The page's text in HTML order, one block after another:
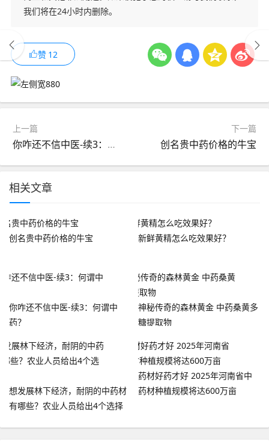
我们将在24小时内删除。
赞 12
上一篇
你咋还不信中医-续3：何谓中药？
下一篇
创名贵中药价格的牛宝
相关文章
创名贵中药价格的牛宝 新鲜黄精怎么吃效果好？
你咋还不信中医-续3：何谓中
药？
神秘传奇的森林黄金 中药桑黄多
糖提取物
想发展林下经济，耐阴的中药材
有哪些？农业人员给出4个选择
药材好药才好 2025年河南省中
药材种植规模将达600万亩